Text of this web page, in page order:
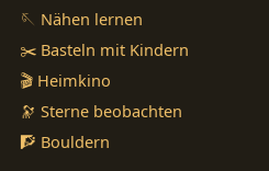
🪡 Nähen lernen
✂️ Basteln mit Kindern
🎬 Heimkino
🔭 Sterne beobachten
🧗 Bouldern